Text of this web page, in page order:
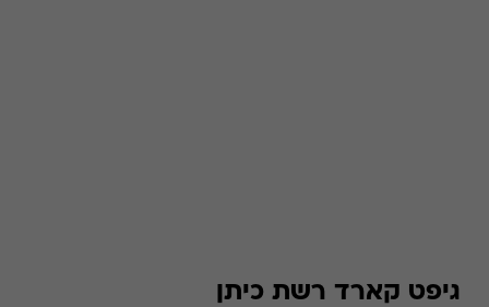
גיפט קארד רשת כיתן